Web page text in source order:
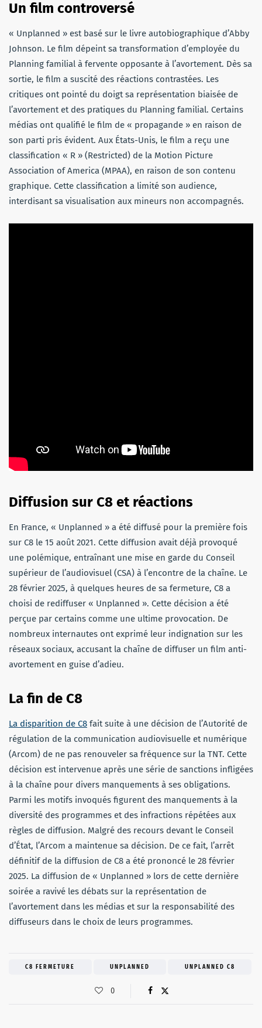
Un film controversé
« Unplanned » est basé sur le livre autobiographique d’Abby
Johnson. Le film dépeint sa transformation d’employée du
Planning familial à fervente opposante à l’avortement. Dès sa
sortie, le film a suscité des réactions contrastées. Les
critiques ont pointé du doigt sa représentation biaisée de
l’avortement et des pratiques du Planning familial. Certains
médias ont qualifié le film de « propagande » en raison de
son parti pris évident. Aux États-Unis, le film a reçu une
classification « R » (Restricted) de la Motion Picture
Association of America (MPAA), en raison de son contenu
graphique. Cette classification a limité son audience,
interdisant sa visualisation aux mineurs non accompagnés.
Diffusion sur C8 et réactions
En France, « Unplanned » a été diffusé pour la première fois
sur C8 le 15 août 2021. Cette diffusion avait déjà provoqué
une polémique, entraînant une mise en garde du Conseil
supérieur de l’audiovisuel (CSA) à l’encontre de la chaîne. Le
28 février 2025, à quelques heures de sa fermeture, C8 a
choisi de rediffuser « Unplanned ». Cette décision a été
perçue par certains comme une ultime provocation. De
nombreux internautes ont exprimé leur indignation sur les
réseaux sociaux, accusant la chaîne de diffuser un film anti-
avortement en guise d’adieu.
La fin de C8
La disparition de C8 fait suite à une décision de l’Autorité de
régulation de la communication audiovisuelle et numérique
(Arcom) de ne pas renouveler sa fréquence sur la TNT. Cette
décision est intervenue après une série de sanctions infligées
à la chaîne pour divers manquements à ses obligations.
Parmi les motifs invoqués figurent des manquements à la
diversité des programmes et des infractions répétées aux
règles de diffusion. Malgré des recours devant le Conseil
d’État, l’Arcom a maintenue sa décision. De ce fait, l’arrêt
définitif de la diffusion de C8 a été prononcé le 28 février
2025. La diffusion de « Unplanned » lors de cette dernière
soirée a ravivé les débats sur la représentation de
l’avortement dans les médias et sur la responsabilité des
diffuseurs dans le choix de leurs programmes.
C8 FERMETURE UNPLANNED UNPLANNED C8
0